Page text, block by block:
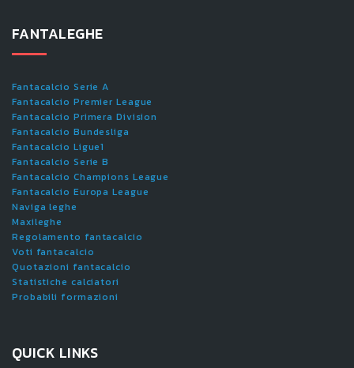
FANTALEGHE
Fantacalcio Serie A
Fantacalcio Premier League
Fantacalcio Primera Division
Fantacalcio Bundesliga
Fantacalcio Ligue1
Fantacalcio Serie B
Fantacalcio Champions League
Fantacalcio Europa League
Naviga leghe
Maxileghe
Regolamento fantacalcio
Voti fantacalcio
Quotazioni fantacalcio
Statistiche calciatori
Probabili formazioni
QUICK LINKS